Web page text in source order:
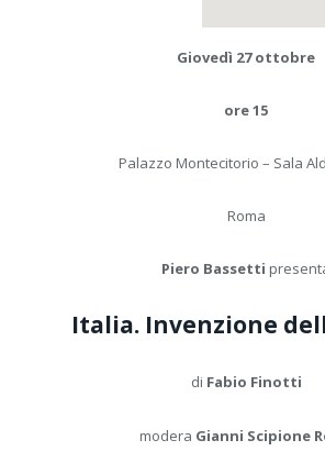
Giovedì 27 ottobre
ore 15
Palazzo Montecitorio – Sala
Roma
Piero Bassetti
Italia. Invenzione
di Fabio Finotti
modera Gianni Scipione